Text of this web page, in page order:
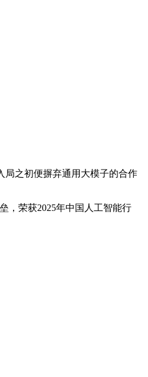
局之初便摒弃通用大模子的合作
，荣获2025年中国人工智能行